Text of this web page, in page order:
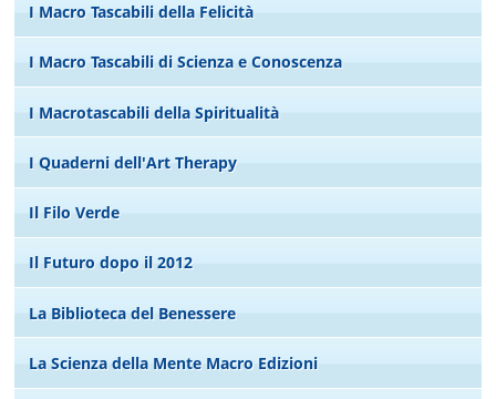
I Macro Tascabili della Felicità
I Macro Tascabili di Scienza e Conoscenza
I Macrotascabili della Spiritualità
I Quaderni dell'Art Therapy
Il Filo Verde
Il Futuro dopo il 2012
La Biblioteca del Benessere
La Scienza della Mente Macro Edizioni